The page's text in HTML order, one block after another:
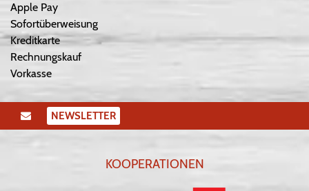
Apple Pay
Sofortüberweisung
Kreditkarte
Rechnungskauf
Vorkasse
NEWSLETTER
KOOPERATIONEN